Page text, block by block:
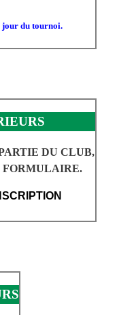
jour du tournoi.
DU CLUB,
FORMULAIRE.